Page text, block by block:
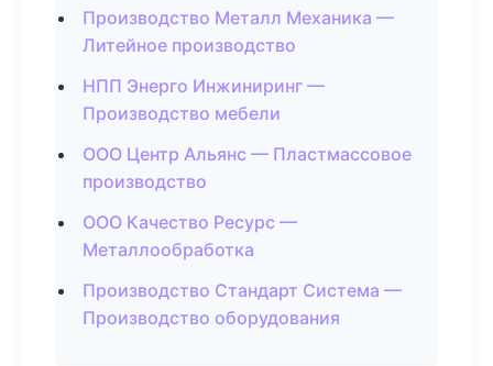
Производство Металл Механика —
Литейное производство
НПП Энерго Инжиниринг —
Производство мебели
ООО Центр Альянс — Пластмассовое
производство
ООО Качество Ресурс —
Металлообработка
Производство Стандарт Система —
Производство оборудования